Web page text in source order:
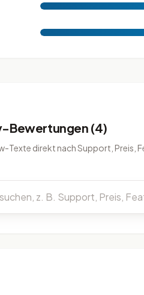
Bewertungen (4)
Texte direkt nach Support, Preis,